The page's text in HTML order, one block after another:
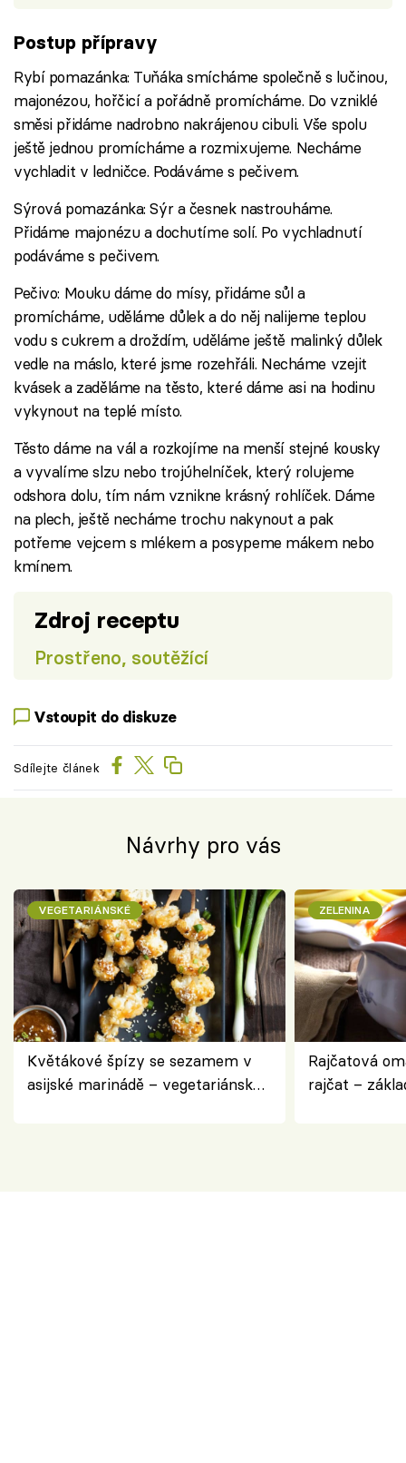
Postup přípravy
Rybí pomazánka: Tuňáka smícháme společně s lučinou,
majonézou, hořčicí a pořádně promícháme. Do vzniklé
směsi přidáme nadrobno nakrájenou cibuli. Vše spolu
ještě jednou promícháme a rozmixujeme. Necháme
vychladit v ledničce. Podáváme s pečivem.
Sýrová pomazánka: Sýr a česnek nastrouháme.
Přidáme majonézu a dochutíme solí. Po vychladnutí
podáváme s pečivem.
Pečivo: Mouku dáme do mísy, přidáme sůl a
promícháme, uděláme důlek a do něj nalijeme teplou
vodu s cukrem a droždím, uděláme ještě malinký důlek
vedle na máslo, které jsme rozehřáli. Necháme vzejit
kvásek a zaděláme na těsto, které dáme asi na hodinu
vykynout na teplé místo.
Těsto dáme na vál a rozkojíme na menší stejné kousky
a vyvalíme slzu nebo trojúhelníček, který rolujeme
odshora dolu, tím nám vznikne krásný rohlíček. Dáme
na plech, ještě necháme trochu nakynout a pak
potřeme vejcem s mlékem a posypeme mákem nebo
kmínem.
Zdroj receptu
Prostřeno, soutěžící
Vstoupit do diskuze
Sdílejte článek
Návrhy pro vás
VEGETARIÁNSKÉ
Květákové špízy se sezamem v
asijské marinádě – vegetariánská
ZELENINA
Rajčatová
rajčat –